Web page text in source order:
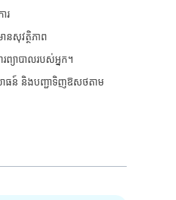
រ
សុវត្ថិភាព
ព្យាបាលរបស់អ្នក។
ោធន៍ និងបញ្ជាទិញឱសថតាម